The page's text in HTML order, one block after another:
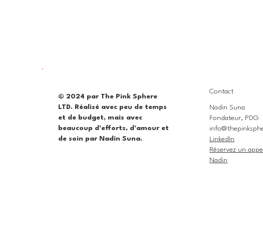
© 2024 par The Pink Sphere
LTD. Réalisé avec peu de temps
et de budget, mais avec
beaucoup d'efforts, d'amour et
de soin par Nadin Suna.
Contact
Nadin Suna
Fondateur, PDG
LinkedIn
Réservez un
Nadin